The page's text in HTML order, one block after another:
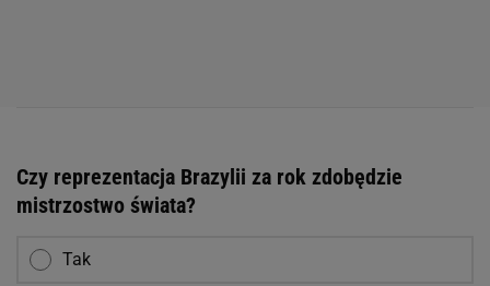
Czy reprezentacja Brazylii za rok zdobędzie
mistrzostwo świata?
Tak